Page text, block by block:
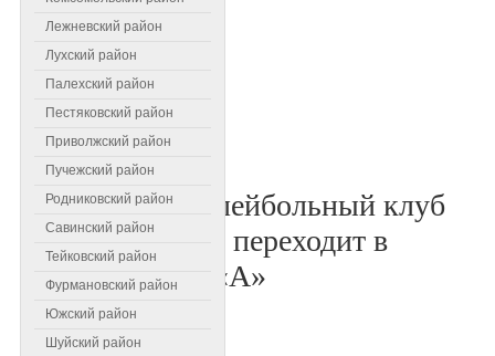
Лежневский район
Лухский район
Палехский район
Пестяковский район
Приволжский район
Пучежский район
Родниковский район
Савинский район
Тейковский район
Фурмановский район
Южский район
Шуйский район
Ивановский волейбольный клуб
«Текстильщик» переходит в
Высшую лигу «А»
Создано: 18 июня 2024